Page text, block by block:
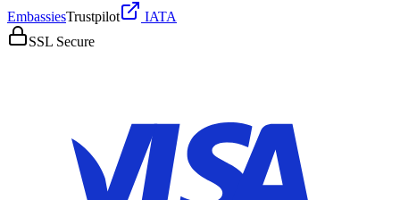
EmbassiesTrustpilot
IATA
SSL Secure